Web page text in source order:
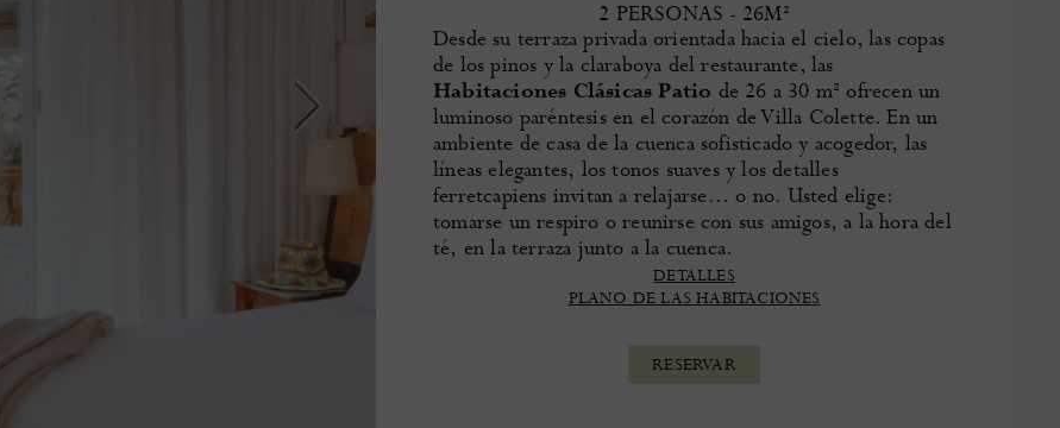
2 PERSONAS - 26M²
Desde su terraza privada orientada hacia el cielo, las copas
de los pinos y la claraboya del restaurante, las
Habitaciones Clásicas Patio de 26 a 30 m² ofrecen un
luminoso paréntesis en el corazón de Villa Colette. En un
ambiente de casa de la cuenca sofisticado y acogedor, las
líneas elegantes, los tonos suaves y los detalles
ferretcapiens invitan a relajarse... o no. Usted elige:
tomarse un respiro o reunirse con sus amigos, a la hora del
té, en la terraza junto a la cuenca.
DETALLES
PLANO DE LAS HABITACIONES
RESERVAR